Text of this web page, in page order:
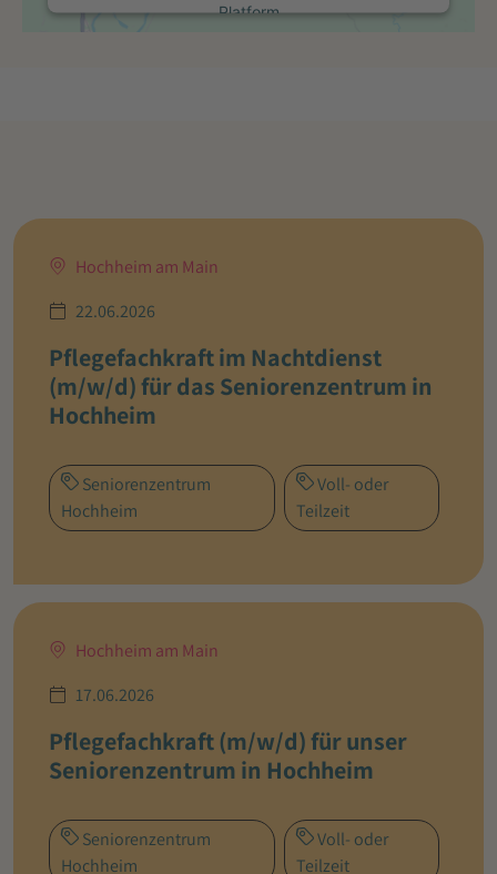
Platform
Hochheim am Main
22.06.2026
Pflegefachkraft im Nachtdienst
(m/w/d) für das Seniorenzentrum in
Hochheim
Seniorenzentrum
Hochheim
Voll- oder
Teilzeit
Hochheim am Main
17.06.2026
Pflegefachkraft (m/w/d) für unser
Seniorenzentrum in Hochheim
Seniorenzentrum
Hochheim
Voll- oder
Teilzeit